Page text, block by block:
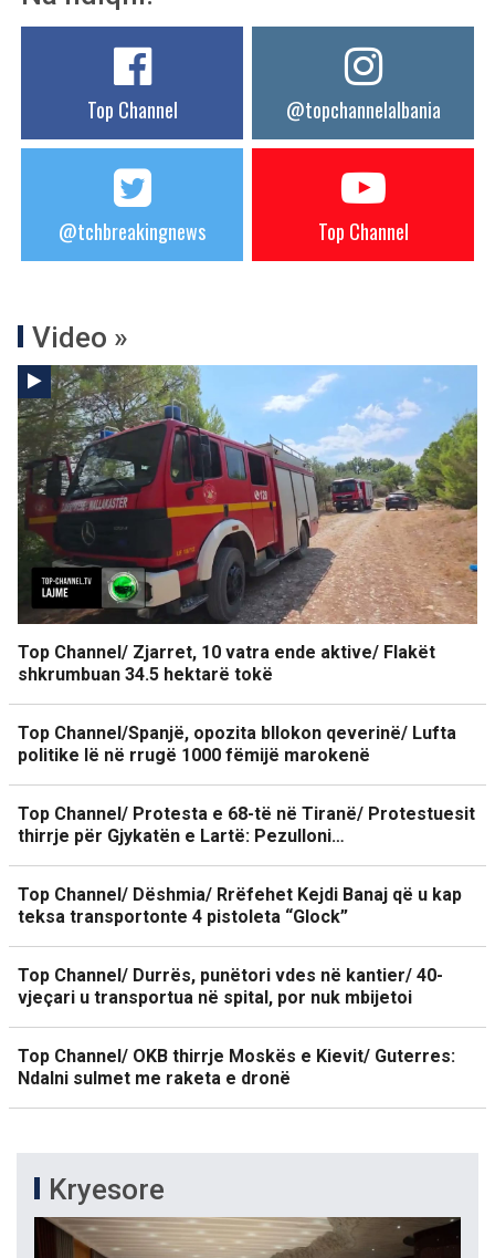
Top Channel @topchannelalbania
@tchbreakingnews Top Channel
Video »
Top Channel/ Zjarret, 10 vatra ende aktive/ Flakët
shkrumbuan 34.5 hektarë tokë
Top Channel/Spanjë, opozita bllokon qeverinë/ Lufta
politike lë në rrugë 1000 fëmijë marokenë
Top Channel/ Protesta e 68-të në Tiranë/ Protestuesit
thirrje për Gjykatën e Lartë: Pezulloni…
Top Channel/ Dëshmia/ Rrëfehet Kejdi Banaj që u kap
teksa transportonte 4 pistoleta “Glock”
Top Channel/ Durrës, punëtori vdes në kantier/ 40-
vjeçari u transportua në spital, por nuk mbijetoi
Top Channel/ OKB thirrje Moskës e Kievit/ Guterres:
Ndalni sulmet me raketa e dronë
Kryesore